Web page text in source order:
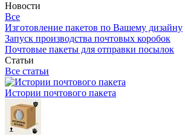
Новости
Все
Изготовление пакетов по Вашему дизайну
Запуск производства почтовых коробок
Почтовые пакеты для отправки посылок
Статьи
Все статьи
Истории почтового пакета